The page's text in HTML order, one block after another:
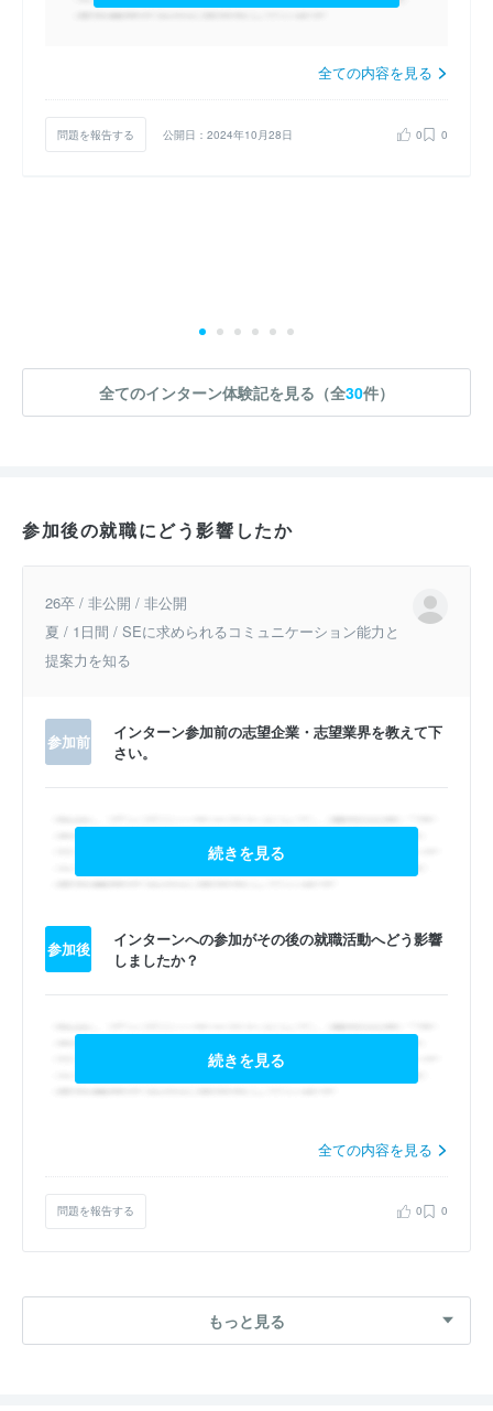
全ての内容を見る
問題を報告する 公開日：2024年10月28日 0 0
全てのインターン体験記を見る（全30件）
参加後の就職にどう影響したか
26卒 / 非公開 / 非公開
夏 / 1日間 / SEに求められるコミュニケーション能力と
提案力を知る
参加前
インターン参加前の志望企業・志望業界を教えて下
さい。
続きを見る
参加後
インターンへの参加がその後の就職活動へどう影響
しましたか？
続きを見る
全ての内容を見る
問題を報告する 0 0
もっと見る